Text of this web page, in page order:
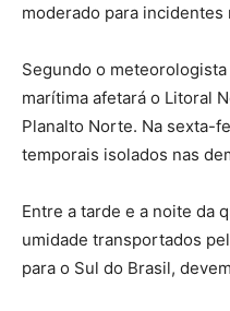
moderado para
Segundo o
marítima afetará o Litoral
Planalto Norte. Na sexta-
temporais isolados nas
Entre a tarde e a noite da
umidade transportados
para o Sul do Brasil,